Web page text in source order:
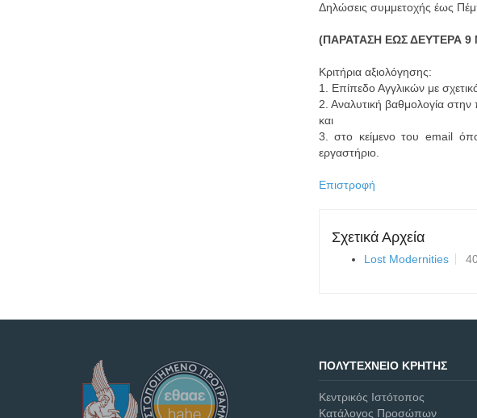
Δηλώσεις συμμετοχής έως
(ΠΑΡΑΤΑΣΗ ΕΩΣ ΔΕΥΤΕΡΑ 9
Κριτήρια αξιολόγησης:
1. Επίπεδο Αγγλικών με
2. Αναλυτική βαθμολογία
και
3. στο κείμενο του email
εργαστήριο.
Επιστροφή
Σχετικά Αρχεία
Lost Modernities
ΠΟΛΥΤΕΧΝΕΊΟ ΚΡΉΤΗΣ
Κεντρικός Ιστότοπος
Κατάλογος Προσώπων